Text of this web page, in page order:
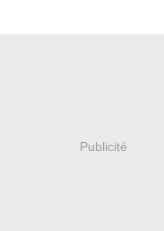
Publicité